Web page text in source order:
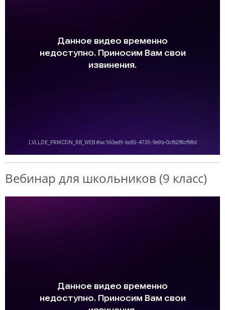
Вебинар для школьников (9 класс)